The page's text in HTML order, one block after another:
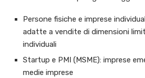
Persone fisiche e imprese
adatte a vendite di dimensioni
individuali
Startup e PMI (MSME): imprese
medie imprese